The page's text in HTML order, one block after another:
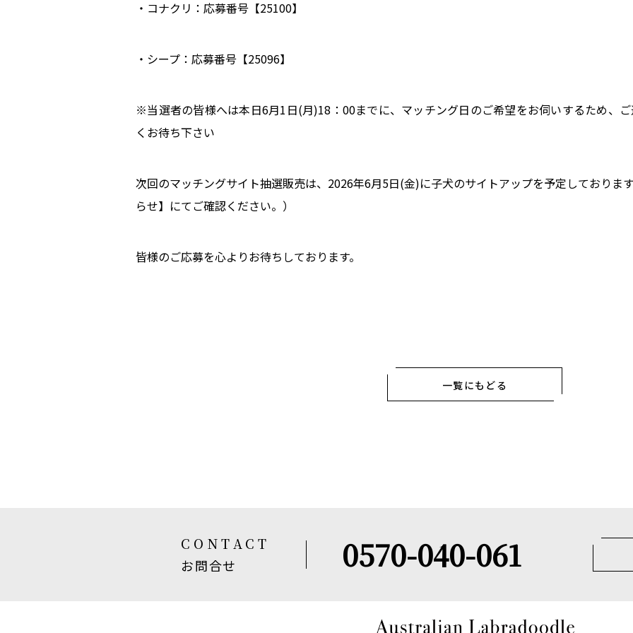
・コナクリ：応募番号【25100】
・シープ：応募番号【25096】
※当選者の皆様へは本日6月1日(月)18：00までに、マッチング日のご希望をお伺いするため、
くお待ち下さい
次回のマッチングサイト抽選販売は、2026年6月5日(金)に子犬のサイトアップを予定しておりま
らせ】にてご確認ください。）
皆様のご応募を心よりお待ちしております。
一覧にもどる
CONTACT
お問合せ
0570-040-061